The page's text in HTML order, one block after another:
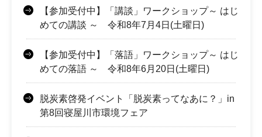
【参加受付中】「講談」ワークショップ～ はじ
めての講談 ～ 令和8年7月4日(土曜日)
【参加受付中】「落語」ワークショップ～ はじ
めての落語 ～ 令和8年6月20日(土曜日)
脱炭素啓発イベント「脱炭素ってなあに？」in
第8回寝屋川市環境フェア